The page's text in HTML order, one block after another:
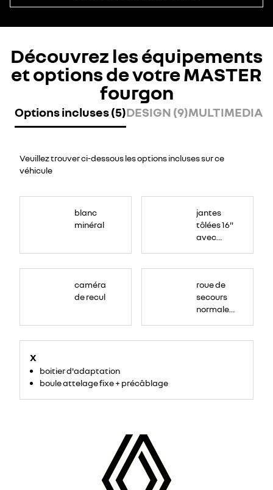
Découvrez les équipements
et options de votre MASTER
fourgon
Options incluses (5)DESIGN (9)MULTIMEDIA
Veuillez trouver ci-dessous les options incluses sur ce
véhicule
blanc
minéral
jantes
tôlées 16"
avec
caméra
de recul
roue de
secours
normale
X
boitier d'adaptation
boule attelage fixe + précâblage